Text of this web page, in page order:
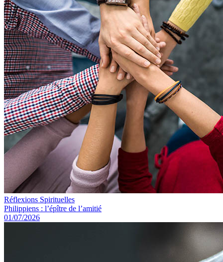
Réflexions Spirituelles
Philippiens : l’épître de l’amitié
01/07/2026